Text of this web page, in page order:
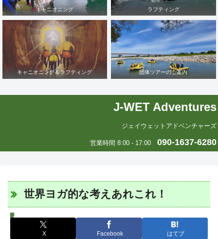
キャニオニング ラフティング
キャニオニング＆ラフティング 団体ツアーのご案内
J-WET Adventures
ジェイウェットアドベンチャーズ
営業時間 8:00 - 17:00 090-1637-6280
世界ヨガ的な考えあれこれ！
J-WETインド支部～ヨガのこころ～
X Facebook はてブ